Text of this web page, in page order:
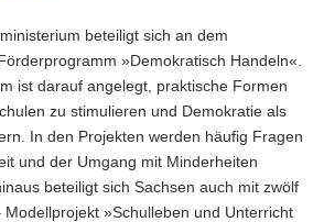
beteiligt sich an dem
»Demokratisch Handeln«.
ist darauf angelegt, praktische Formen
zu stimulieren und Demokratie als
In den Projekten werden häufig Fragen
und der Umgang mit Minderheiten
beteiligt sich Sachsen auch mit zwölf
»Schulleben und Unterricht